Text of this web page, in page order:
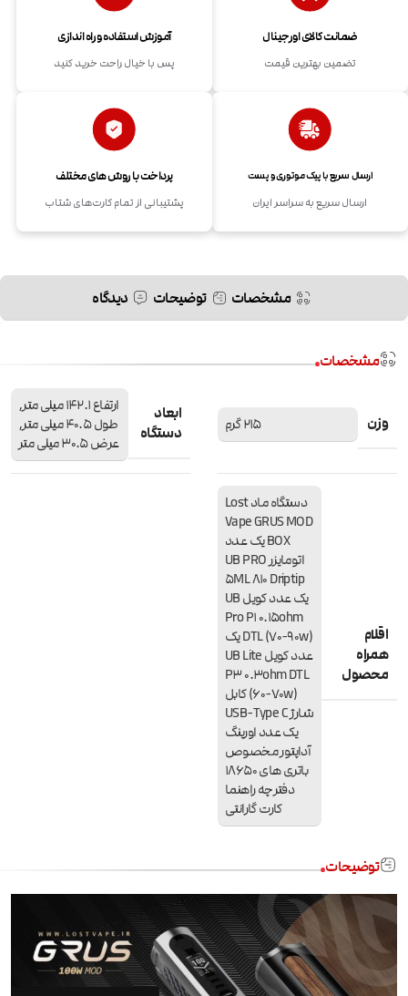
ضمانت کالای اورجینال
تضمین بهترین قیمت
آموزش استفاده و راه اندازی
پس با خیال راحت خرید کنید
ارسال سریع با پیک موتوری و پست
ارسال سریع به سراسر ایران
پرداخت با روش های مختلف
پشتیبانی از تمام کارت‌های شتاب
مشخصات توضیحات دیدگاه
مشخصات
وزن 215 گرم
ابعاد
دستگاه
ارتفاع 142.1 میلی متر,
طول 40.5 میلی متر,
عرض 30.5 میلی متر
اقلام
همراه
محصول
دستگاه ماد Lost
Vape GRUS MOD
BOX یک عدد
اتومایزر UB PRO
5ML 810 Driptip
یک عدد کویل UB
Pro P1 0.15ohm
DTL (70-90w) یک
عدد کویل UB Lite
P3 0.3ohm DTL
(60-70w) کابل
شارژ USB-Type C
یک عدد اورینگ
آداپتور مخصوص
باتری های 18650
دفترچه راهنما
کارت گارانتی
توضیحات